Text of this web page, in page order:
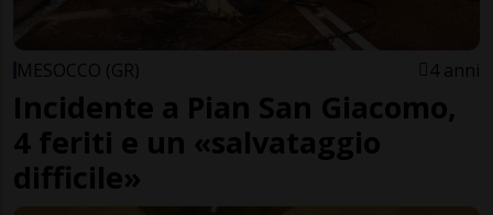
MESOCCO (GR) 4 anni
Incidente a Pian San Giacomo,
4 feriti e un «salvataggio
difficile»